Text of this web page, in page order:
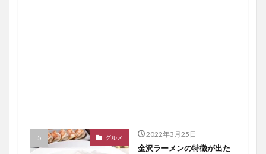
グルメ 2022年3月25日
金沢ラーメンの特徴が出た